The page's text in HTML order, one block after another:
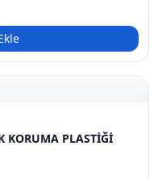
KORUMA PLASTİĞİ